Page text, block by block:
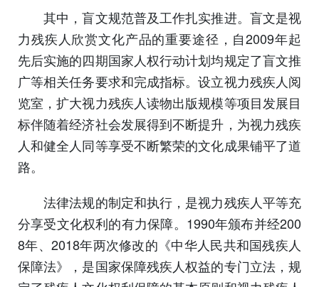
其中，盲文规范普及工作扎实推进。盲文是视
力残疾人欣赏文化产品的重要途径，自2009年起
先后实施的四期国家人权行动计划均规定了盲文推
广等相关任务要求和完成指标。设立视力残疾人阅
览室，扩大视力残疾人读物出版规模等项目发展目
标伴随着经济社会发展得到不断提升，为视力残疾
人和健全人同等享受不断繁荣的文化成果铺平了道
路。
法律法规的制定和执行，是视力残疾人平等充
分享受文化权利的有力保障。1990年颁布并经200
8年、2018年两次修改的《中华人民共和国残疾人
保障法》，是国家保障残疾人权益的专门立法，规